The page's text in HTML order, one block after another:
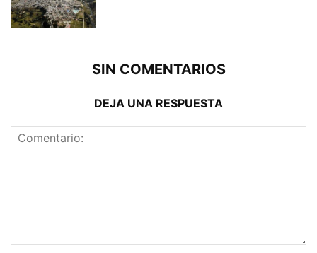
SIN COMENTARIOS
DEJA UNA RESPUESTA